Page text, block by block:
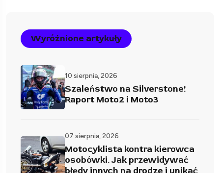
Wyróżnione artykuły
10 sierpnia, 2026
Szaleństwo na Silverstone!
Raport Moto2 i Moto3
07 sierpnia, 2026
Motocyklista kontra kierowca
osobówki. Jak przewidywać
błędy innych na drodze i unikać